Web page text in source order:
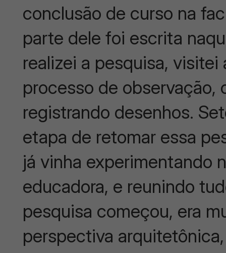
conclusão de curso na
parte dele foi escrita
realizei a pesquisa,
processo de observação,
registrando desenhos.
etapa de retomar essa
já vinha experimentando
educadora, e reunindo
pesquisa começou, era
perspectiva